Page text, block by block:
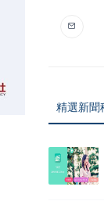
精選新聞